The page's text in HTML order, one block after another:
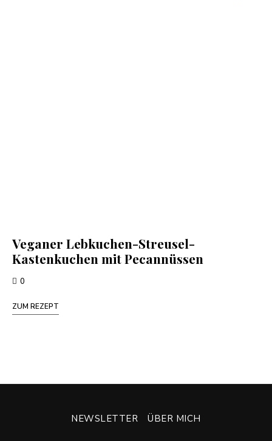
Veganer Lebkuchen-Streusel-
Kastenkuchen mit Pecannüssen
0
ZUM REZEPT
NEWSLETTER ÜBER MICH